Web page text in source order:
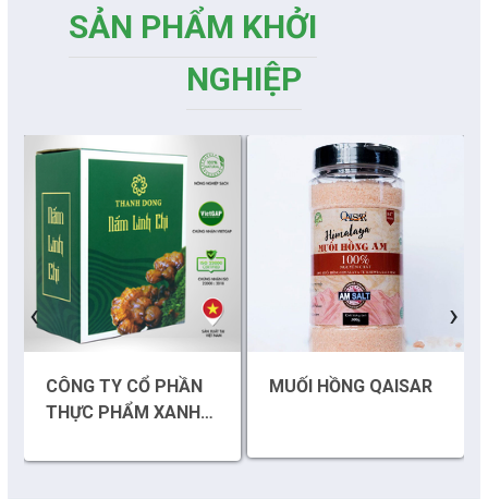
SẢN PHẨM KHỞI
NGHIỆP
CÔNG TY CỔ PHẦN
THỰC PHẨM XANH
MUỐI HỒNG QAISAR
‹ ›
Những sáng tạo độc đáo từ “cây nhà lá vườn”
Gam màu sáng trong bức tranh khởi nghiệp đổi mới sáng tạo
Khi khoa học - công nghệ chưa có sự đột phá
Chế biến sâu – Nâng cao giá trị nông sản